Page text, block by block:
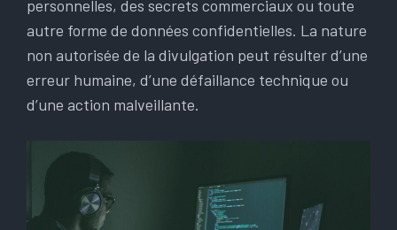
personnelles, des secrets commerciaux ou toute
autre forme de données confidentielles. La nature
non autorisée de la divulgation peut résulter d’une
erreur humaine, d’une défaillance technique ou
d’une action malveillante.